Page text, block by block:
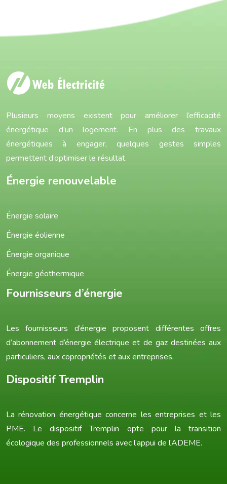
Plusieurs moyens existent pour améliorer l’efficacité
énergétique d’un logement. En plus des travaux
énergétiques à engager, quelques gestes simples
permettent d’optimiser le résultat.
Énergie renouvelable
Énergie solaire
Énergie éolienne
Énergie organique
Énergie géothermique
Fournisseurs d’énergie
Les fournisseurs d’énergie proposent différentes offres
d’abonnement d’énergie électrique et de gaz destinées aux
particuliers, aux copropriétés et aux entreprises.
Dispositif Tremplin
La rénovation énergétique concerne les entreprises et les
PME. Le dispositif Tremplin opte pour la transition
écologique des professionnels avec l’appui de l’ADEME.